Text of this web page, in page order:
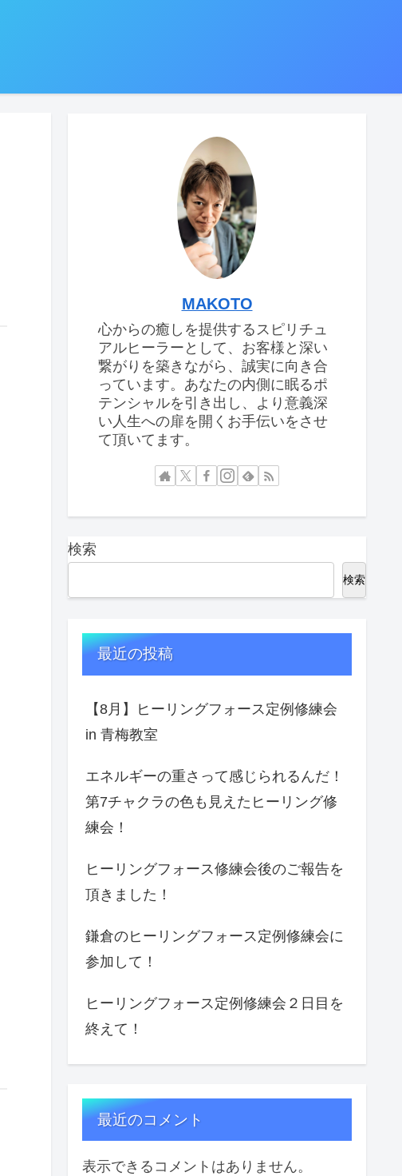
MAKOTO
心からの癒しを提供するスピリチュ
アルヒーラーとして、お客様と深い
繋がりを築きながら、誠実に向き合
っています。あなたの内側に眠るポ
テンシャルを引き出し、より意義深
い人生への扉を開くお手伝いをさせ
て頂いてます。
検索
検索
最近の投稿
【8月】ヒーリングフォース定例修練会
in 青梅教室
エネルギーの重さって感じられるんだ！
第7チャクラの色も見えたヒーリング修
練会！
ヒーリングフォース修練会後のご報告を
頂きました！
鎌倉のヒーリングフォース定例修練会に
参加して！
ヒーリングフォース定例修練会２日目を
終えて！
最近のコメント
表示できるコメントはありません。